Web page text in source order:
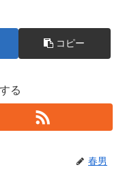
コピー
る
春男